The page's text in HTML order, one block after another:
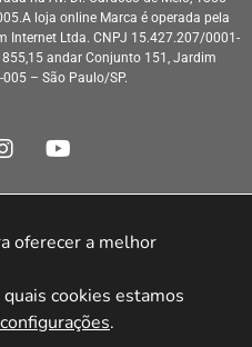
loja online Marca é operada pela
Internet Ltda. CNPJ 15.427.207/0001-
andar Conjunto 151, Jardim
– São Paulo/SP.
Desenvolvimento HeroStar
oferecer a melhor
cookies estamos
configurações.